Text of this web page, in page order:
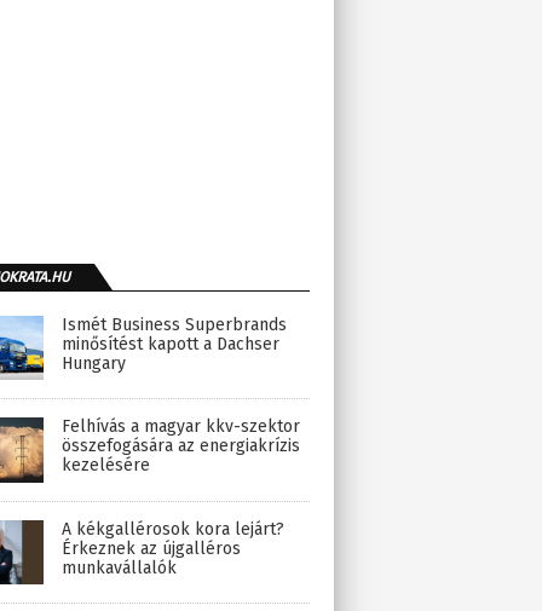
Ismét Business Superbrands
minősítést kapott a Dachser
Hungary
Felhívás a magyar kkv-szektor
összefogására az energiakrízis
kezelésére
A kékgallérosok kora lejárt?
Érkeznek az újgalléros
munkavállalók